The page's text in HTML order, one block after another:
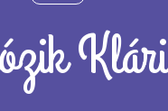
Klári